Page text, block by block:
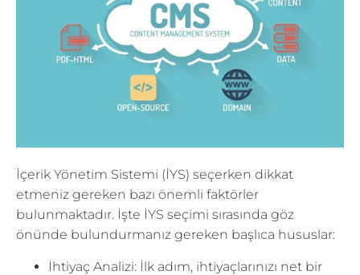
İçerik Yönetim Sistemi (İYS) seçerken dikkat
etmeniz gereken bazı önemli faktörler
bulunmaktadır. İşte İYS seçimi sırasında göz
önünde bulundurmanız gereken başlıca hususlar:
İhtiyaç Analizi: İlk adım, ihtiyaçlarınızı net bir